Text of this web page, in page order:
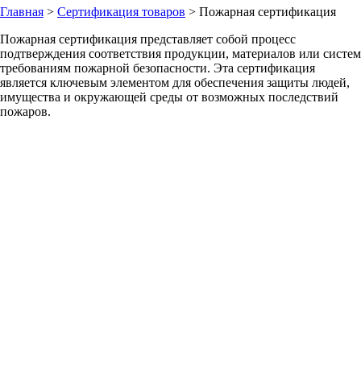
Главная > Сертификация товаров > Пожарная сертификация
Пожарная сертификация представляет собой процесс
подтверждения соответствия продукции, материалов или систем
требованиям пожарной безопасности. Эта сертификация
является ключевым элементом для обеспечения защиты людей,
имущества и окружающей среды от возможных последствий
пожаров.